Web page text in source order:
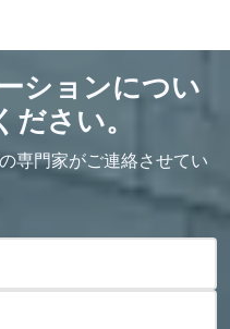
ションについ
ださい。
専門家がご連絡させてい